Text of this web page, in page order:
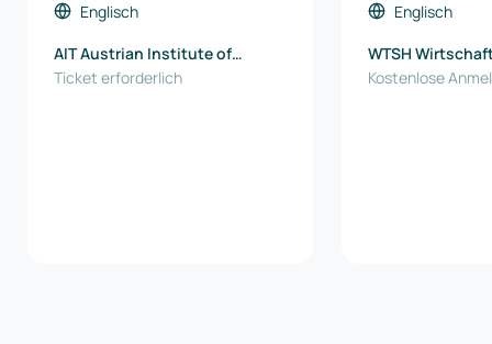
Englisch
AIT Austrian Institute of
Technology
Ticket erforderlich
Englisch
WTSH
und
Kostenlose